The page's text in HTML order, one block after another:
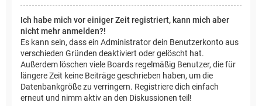
Ich habe mich vor einiger Zeit registriert, kann mich aber
nicht mehr anmelden?!
Es kann sein, dass ein Administrator dein Benutzerkonto aus
verschieden Gründen deaktiviert oder gelöscht hat.
Außerdem löschen viele Boards regelmäßig Benutzer, die für
längere Zeit keine Beiträge geschrieben haben, um die
Datenbankgröße zu verringern. Registriere dich einfach
erneut und nimm aktiv an den Diskussionen teil!